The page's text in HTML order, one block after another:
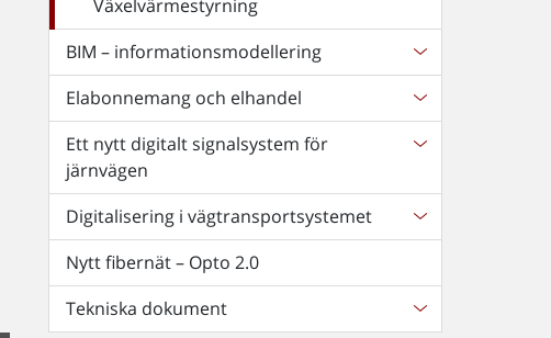
Växelvärmestyrning
BIM – informationsmodellering
Elabonnemang och elhandel
Ett nytt digitalt signalsystem för
järnvägen
Digitalisering i vägtransportsystemet
Nytt fibernät – Opto 2.0
Tekniska dokument